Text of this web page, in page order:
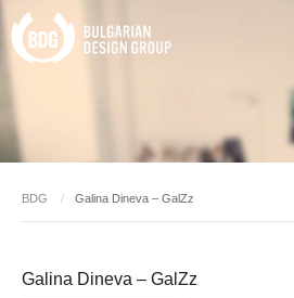
BDG Galina Dineva – GalZz
Galina Dineva – GalZz